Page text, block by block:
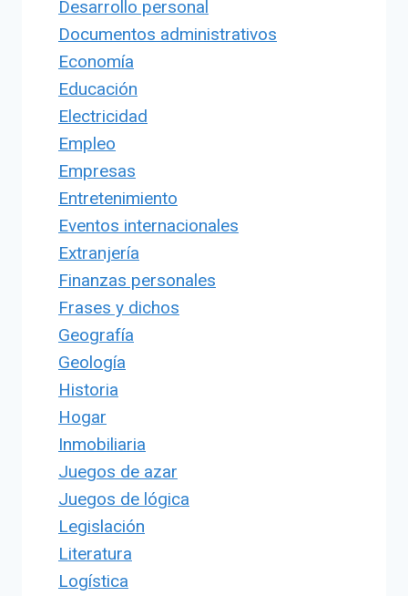
Desarrollo personal
Documentos administrativos
Economía
Educación
Electricidad
Empleo
Empresas
Entretenimiento
Eventos internacionales
Extranjería
Finanzas personales
Frases y dichos
Geografía
Geología
Historia
Hogar
Inmobiliaria
Juegos de azar
Juegos de lógica
Legislación
Literatura
Logística